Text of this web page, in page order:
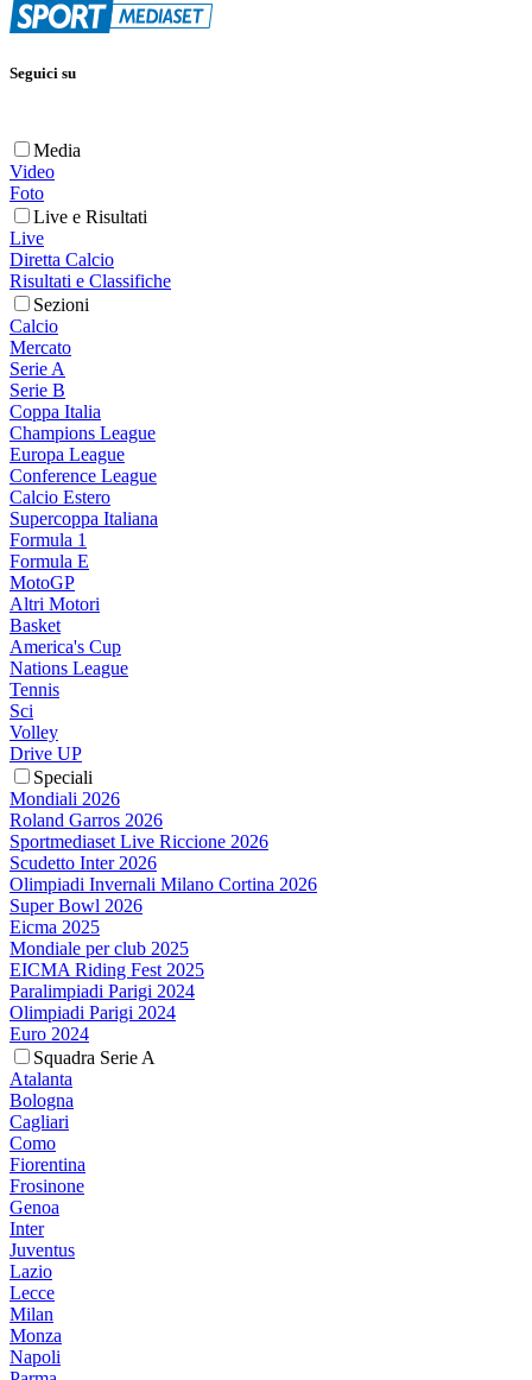
Seguici su
Media
Video
Foto
Live e Risultati
Live
Diretta Calcio
Risultati e Classifiche
Sezioni
Calcio
Mercato
Serie A
Serie B
Coppa Italia
Champions League
Europa League
Conference League
Calcio Estero
Supercoppa Italiana
Formula 1
Formula E
MotoGP
Altri Motori
Basket
America's Cup
Nations League
Tennis
Sci
Volley
Drive UP
Speciali
Mondiali 2026
Roland Garros 2026
Sportmediaset Live Riccione 2026
Scudetto Inter 2026
Olimpiadi Invernali Milano Cortina 2026
Super Bowl 2026
Eicma 2025
Mondiale per club 2025
EICMA Riding Fest 2025
Paralimpiadi Parigi 2024
Olimpiadi Parigi 2024
Euro 2024
Squadra Serie A
Atalanta
Bologna
Cagliari
Como
Fiorentina
Frosinone
Genoa
Inter
Juventus
Lazio
Lecce
Milan
Monza
Napoli